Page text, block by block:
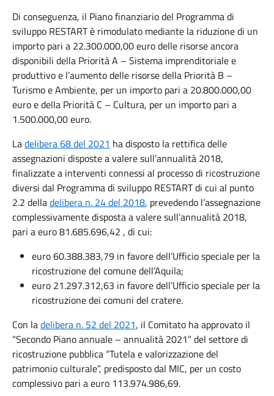
Di conseguenza, il Piano finanziario del Programma di
sviluppo RESTART è rimodulato mediante la riduzione di un
importo pari a 22.300.000,00 euro delle risorse ancora
disponibili della Priorità A – Sistema imprenditoriale e
produttivo e l’aumento delle risorse della Priorità B –
Turismo e Ambiente, per un importo pari a 20.800.000,00
euro e della Priorità C – Cultura, per un importo pari a
1.500.000,00 euro.
Ladelibera 68 del 2021 ha disposto la rettifica delle
assegnazioni disposte a valere sull’annualità 2018,
finalizzate a interventi connessi al processo di ricostruzione
diversi dal Programma di sviluppo RESTART di cui al punto
2.2 delladelibera n. 24 del 2018, prevedendo l’assegnazione
complessivamente disposta a valere sull’annualità 2018,
pari a euro 81.685.696,42 , di cui:
euro 60.388.383,79 in favore dell’Ufficio speciale per la
ricostruzione del comune dell’Aquila;
euro 21.297.312,63 in favore dell’Ufficio speciale per la
ricostruzione dei comuni del cratere.
Con ladelibera n. 52 del 2021, il Comitato ha approvato il
“Secondo Piano annuale – annualità 2021” del settore di
ricostruzione pubblica “Tutela e valorizzazione del
patrimonio culturale”, predisposto dal MIC, per un costo
complessivo pari a euro 113.974.986,69.